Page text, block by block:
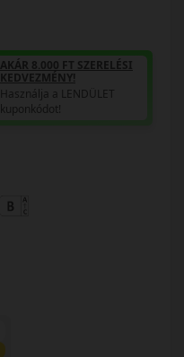
AKÁR 8.000 FT SZERELÉSI
KEDVEZMÉNY!
Használja a LENDÜLET
kuponkódot!